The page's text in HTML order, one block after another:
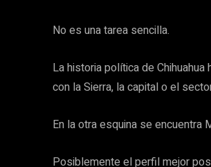
No es una tarea sencilla.
La historia política de
con la Sierra, la capital o el
En la otra esquina se encuentra
Posiblemente el perfil mejor